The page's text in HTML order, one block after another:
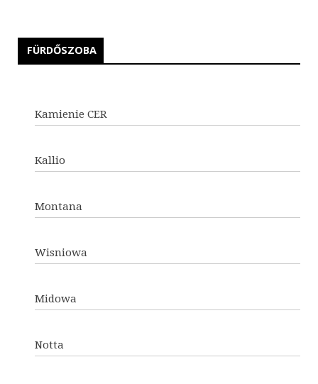
FÜRDŐSZOBA
Kamienie CER
Kallio
Montana
Wisniowa
Midowa
Notta